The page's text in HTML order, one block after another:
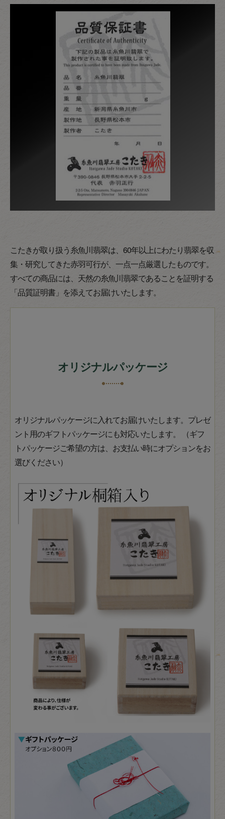
こたきが取り扱う糸魚川翡翠は、60年以上にわたり翡翠を収
集・研究してきた赤羽可行が、一点一点厳選したものです。
すべての商品には、天然の糸魚川翡翠であることを証明する
「品質証明書」を添えてお届けいたします。
オリジナルパッケージ
オリジナルパッケージに入れてお届けいたします。プレゼ
ント用のギフトパッケージにも対応いたします。 （ギフ
トパッケージご希望の方は、お支払い時にオプションをお
選びください）